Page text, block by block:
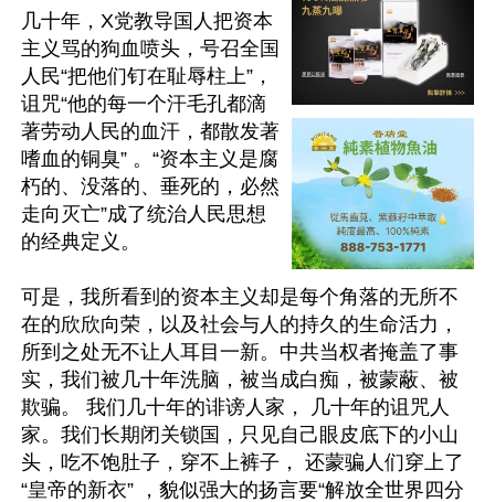
几十年，X党教导国人把资本
主义骂的狗血喷头，号召全国
人民“把他们钉在耻辱柱上”，
诅咒“他的每一个汗毛孔都滴
著劳动人民的血汗，都散发著
嗜血的铜臭” 。“资本主义是腐
朽的、没落的、垂死的，必然
走向灭亡”成了统治人民思想
的经典定义。
可是，我所看到的资本主义却是每个角落的无所不
在的欣欣向荣，以及社会与人的持久的生命活力，
所到之处无不让人耳目一新。中共当权者掩盖了事
实，我们被几十年洗脑，被当成白痴，被蒙蔽、被
欺骗。 我们几十年的诽谤人家， 几十年的诅咒人
家。我们长期闭关锁国，只见自己眼皮底下的小山
头，吃不饱肚子，穿不上裤子， 还蒙骗人们穿上了
“皇帝的新衣” ，貌似强大的扬言要“解放全世界四分